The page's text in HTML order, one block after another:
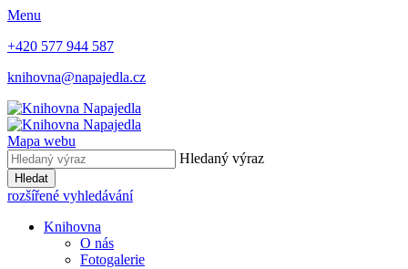
Menu
+420 577 944 587
knihovna@napajedla.cz
Mapa webu
Hledaný výraz
Hledat
rozšířené vyhledávání
Knihovna
O nás
Fotogalerie